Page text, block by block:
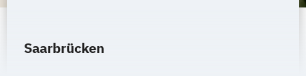
Saarbrücken